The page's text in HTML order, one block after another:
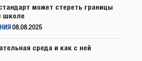
может стереть границы
школе
08.08.2025
среда и как с ней